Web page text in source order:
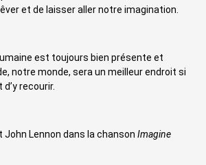
et de laisser aller notre imagination.
est toujours bien présente et
notre monde, sera un meilleur endroit si
recourir.
John Lennon dans la chanson Imagine